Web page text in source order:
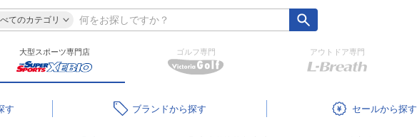
てのカテゴリ
大型スポーツ専門店 ゴルフ専門 アウトドア専門
ブランド セール